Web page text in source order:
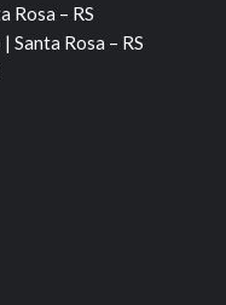
Rosa – RS
Santa Rosa – RS